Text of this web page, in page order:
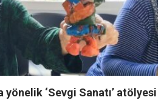
yönelik ‘Sevgi Sanatı’ atölyesi